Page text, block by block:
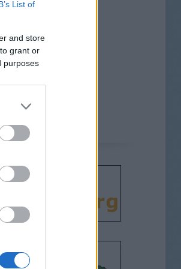
List of
and store
grant or
purposes